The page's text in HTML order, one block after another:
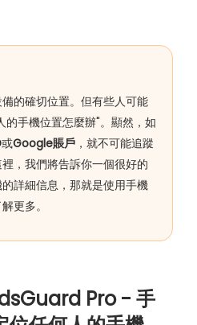
的確切位置。但有些人可能
的手機位置怎麼辦"。顯然，如
或Google賬戶 ，就不可能追蹤
，我們將告訴你一個很好的
詳細信息，那就是使用手機
更多。
Pro - 手